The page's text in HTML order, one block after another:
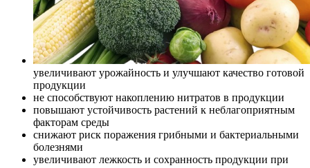
увеличивают урожайность и улучшают качество готовой
продукции
не способствуют накоплению нитратов в продукции
повышают устойчивость растений к неблагоприятным
факторам среды
снижают риск поражения грибными и бактериальными
болезнями
увеличивают лежкость и сохранность продукции при